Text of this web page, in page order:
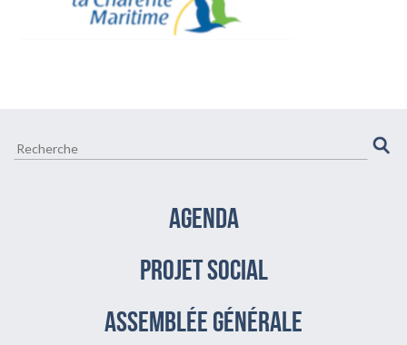
AGENDA
PROJET SOCIAL
assemblée générale